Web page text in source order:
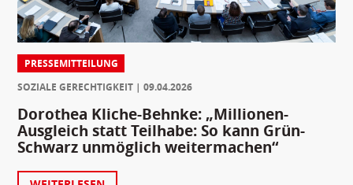
PRESSEMITTEILUNG
SOZIALE GERECHTIGKEIT
09.04.2026
Dorothea Kliche-Behnke: „Millionen-
Ausgleich statt Teilhabe: So kann Grün-
Schwarz unmöglich weitermachen“